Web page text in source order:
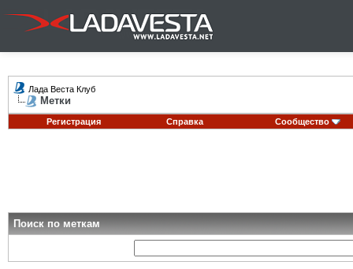
Лада Веста Клуб
Метки
Регистрация Справка Сообщество
Поиск по меткам